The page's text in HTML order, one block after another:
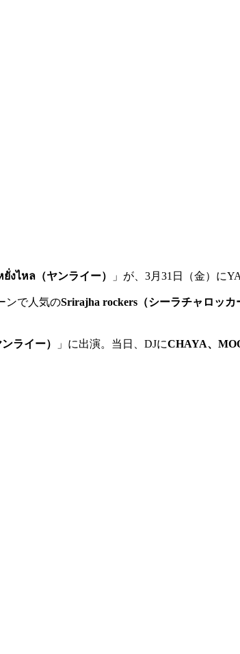
ยั่งไหล （ヤンライー） 」が、3月31日（金）に
ンで人気のSrirajha rockers（シーラチャロッカ
ンライー） 」に出演。当日、 DJにCHAYA、